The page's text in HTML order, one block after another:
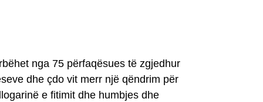
nga 75 përfaqësues të zgjedhur
dhe çdo vit merr një qëndrim për
e fitimit dhe humbjes dhe